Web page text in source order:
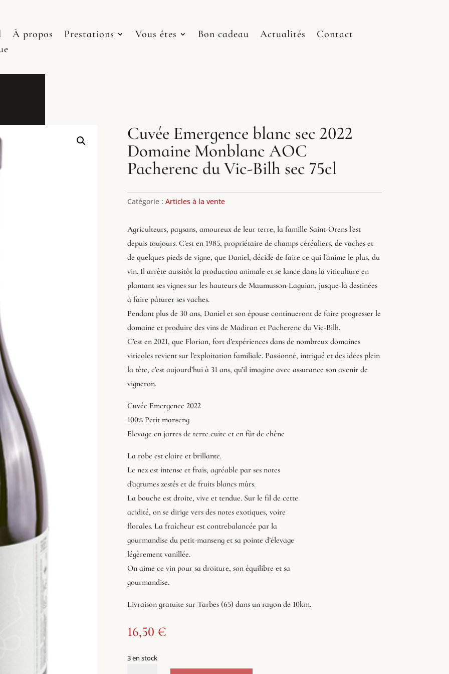
À propos Prestations Vous êtes Bon cadeau Actualités
Contact
Cuvée Emergence blanc sec 2022
Domaine Monblanc AOC
Pacherenc du Vic-Bilh sec 75cl
Catégorie : Articles à la vente
Agriculteurs, paysans, amoureux de leur terre, la famille Saint-Orens l’est
depuis toujours. C’est en 1985, propriétaire de champs céréaliers, de vaches et
de quelques pieds de vigne, que Daniel, décide de faire ce qui l’anime le plus, du
vin. Il arrête aussitôt la production animale et se lance dans la viticulture en
plantant ses vignes sur les hauteurs de Maumusson-Laguian, jusque-là destinées
à faire pâturer ses vaches.
Pendant plus de 30 ans, Daniel et son épouse continueront de faire progresser le
domaine et produire des vins de Madiran et Pacherenc du Vic-Bilh.
C’est en 2021, que Florian, fort d’expériences dans de nombreux domaines
viticoles revient sur l’exploitation familiale. Passionné, intrigué et des idées plein
la tête, c’est aujourd’hui à 31 ans, qu’il imagine avec assurance son avenir de
vigneron.
Cuvée Emergence 2022
100% Petit manseng
Elevage en jarres de terre cuite et en fût de chêne
La robe est claire et brillante.
Le nez est intense et frais, agréable par ses notes
d’agrumes zestés et de fruits blancs mûrs.
La bouche est droite, vive et tendue. Sur le fil de cette
acidité, on se dirige vers des notes exotiques, voire
florales. La fraîcheur est contrebalancée par la
gourmandise du petit-manseng et sa pointe d’élevage
légèrement vanillée.
On aime ce vin pour sa droiture, son équilibre et sa
gourmandise.
Livraison gratuite sur Tarbes (65) dans un rayon de 10km.
16,50 €
3 en stock